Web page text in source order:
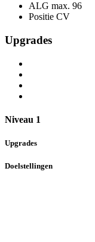
ALG max. 96
Positie CV
Upgrades
Niveau 1
Upgrades
Doelstellingen